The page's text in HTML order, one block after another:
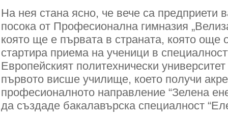
На нея стана ясно, че вече са предприети
посока от Професионална гимназия
която ще е първата в страната, която още
стартира приема на ученици в
Европейският политехнически
първото висше училище, което получи
професионалното направление “Зелена
да създаде бакалавърска специалност